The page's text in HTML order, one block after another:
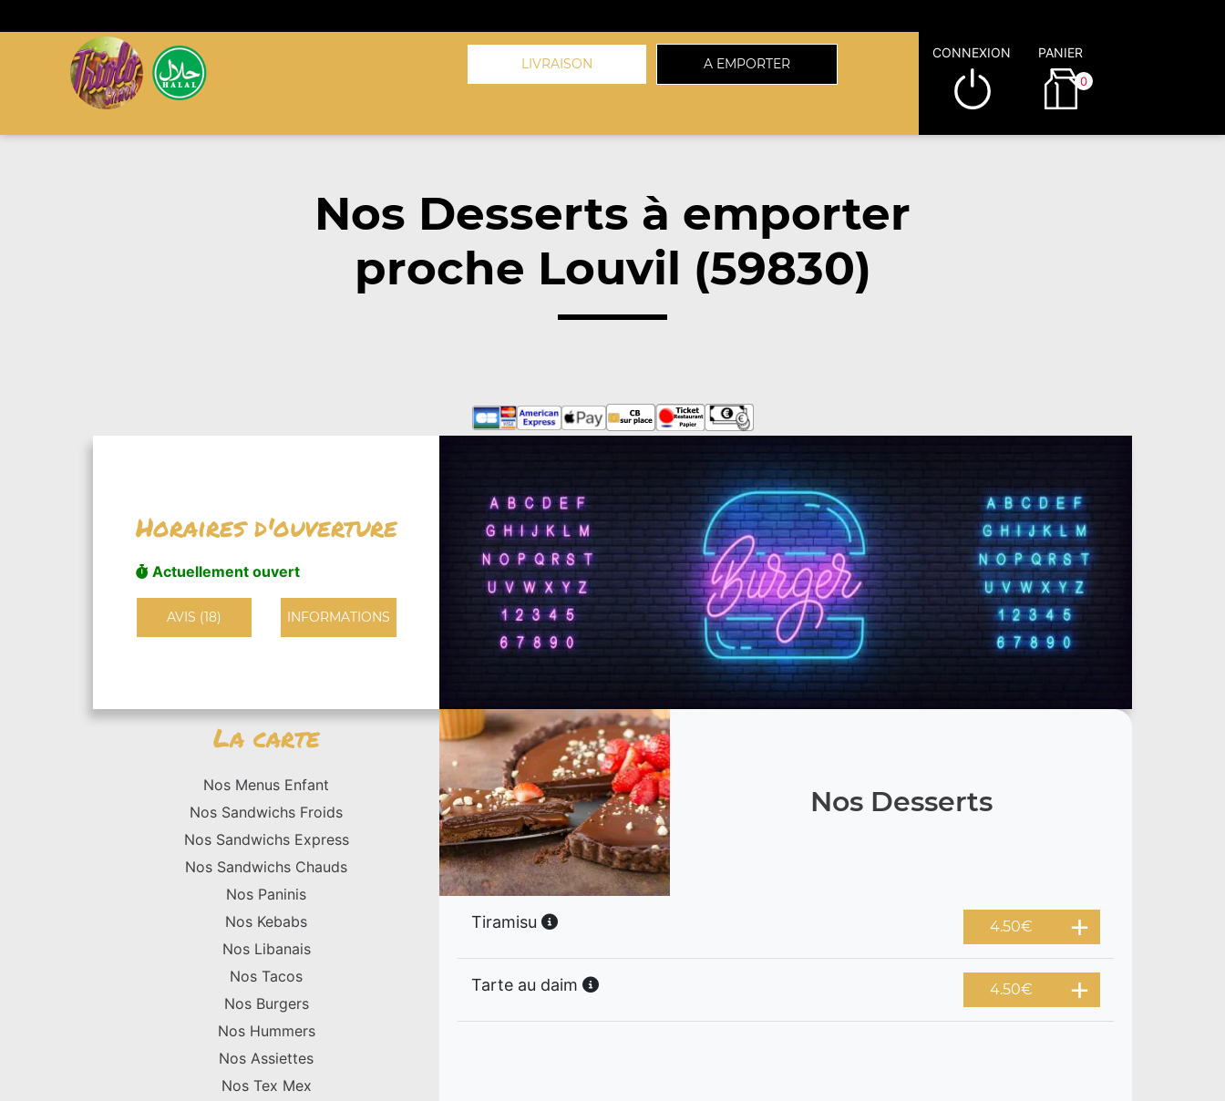
LIVRAISON A EMPORTER
CONNEXION PANIER
0
Nos Desserts à emporter
proche Louvil (59830)
Horaires d'ouverture
Actuellement ouvert
AVIS (18) INFORMATIONS
La carte
Nos Menus Enfant
Nos Sandwichs Froids
Nos Sandwichs Express
Nos Sandwichs Chauds
Nos Paninis
Nos Kebabs
Nos Libanais
Nos Tacos
Nos Burgers
Nos Hummers
Nos Assiettes
Nos Tex Mex
Nos Desserts
Tiramisu 4.50€
Tarte au daim 4.50€